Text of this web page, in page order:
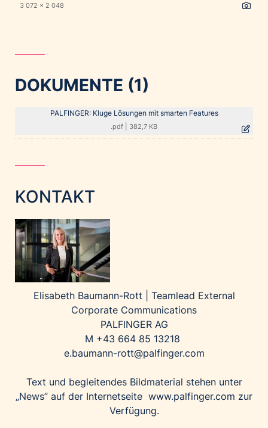
3 072 x 2 048
DOKUMENTE (1)
PALFINGER: Kluge Lösungen mit smarten Features
.pdf 382,7 KB
KONTAKT
Elisabeth Baumann-Rott | Teamlead External
Corporate Communications
PALFINGER AG
M +43 664 85 13218
e.baumann-rott@palfinger.com
Text und begleitendes Bildmaterial stehen unter
„News” auf der Internetseite www.palfinger.com zur
Verfügung.